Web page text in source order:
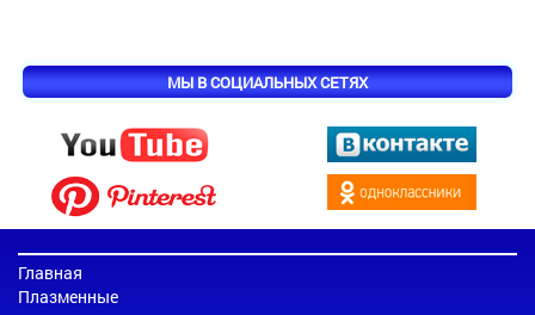
МЫ В СОЦИАЛЬНЫХ СЕТЯХ
Главная
Плазменные